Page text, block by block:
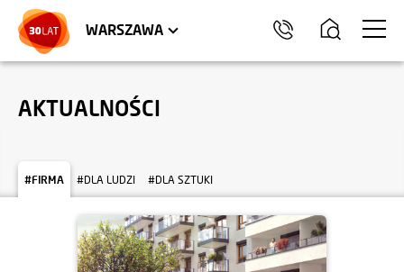
WARSZAWA
HEL
AKTUALNOŚCI
#FIRMA #DLA LUDZI #DLA SZTUKI